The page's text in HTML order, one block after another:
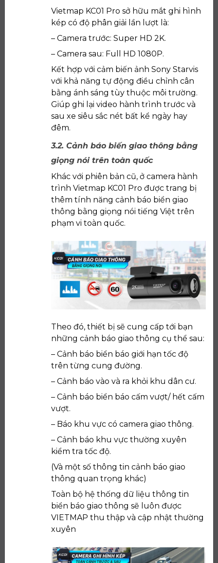
Vietmap KC01 Pro sở hữu mắt ghi hình
kép có độ phân giải lần lượt là:
– Camera trước: Super HD 2K.
– Camera sau: Full HD 1080P.
Kết hợp với cảm biến ảnh Sony Starvis
với khả năng tự động điều chỉnh cân
bằng ánh sáng tùy thuộc môi trường.
Giúp ghi lại video hành trình trước và
sau xe siêu sắc nét bất kể ngày hay
đêm.
3.2. Cảnh báo biến giao thông bằng
giọng nói trên toàn quốc
Khác với phiên bản cũ, ở camera hành
trình Vietmap KC01 Pro được trang bị
thêm tính năng cảnh báo biển giao
thông bằng giọng nói tiếng Việt trên
phạm vi toàn quốc.
Theo đó, thiết bị sẽ cung cấp tới bạn
những cảnh báo giao thông cụ thể sau:
– Cảnh báo biển báo giới hạn tốc độ
trên từng cung đường.
– Cảnh báo vào và ra khỏi khu dân cư.
– Cảnh báo biển báo cấm vượt/ hết cấm
vượt.
– Báo khu vực có camera giao thông.
– Cảnh báo khu vực thường xuyên
kiểm tra tốc độ.
(Và một số thông tin cảnh báo giao
thông quan trọng khác)
Toàn bộ hệ thống dữ liệu thông tin
biển báo giao thông sẽ luôn được
VIETMAP thu thập và cập nhật thường
xuyên